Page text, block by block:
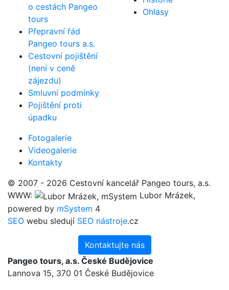
o cestách Pangeo
tours
Přepravní řád
Pangeo tours a.s.
Cestovní pojištění
(není v ceně
zájezdu)
Smluvní podmínky
Pojištění proti
úpadku
Ohlasy
Fotogalerie
Videogalerie
Kontakty
© 2007 - 2026 Cestovní kancelář Pangeo tours, a.s.
WWW:
Lubor Mrázek,
powered by mSystem 4
SEO webu sledují SEO nástroje.cz
Kontaktujte nás
Pangeo tours, a.s. České Budějovice
Lannova 15, 370 01 České Budějovice